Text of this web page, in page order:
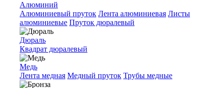
Алюминий
Алюминиевый пруток Лента алюминиевая Листы
алюминиевые Пруток дюралевый
Дюраль
Квадрат дюралевый
Медь
Лента медная Медный пруток Трубы медные